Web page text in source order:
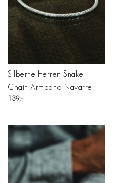
Silberne Herren Snake
Chain Armband Navarre
139